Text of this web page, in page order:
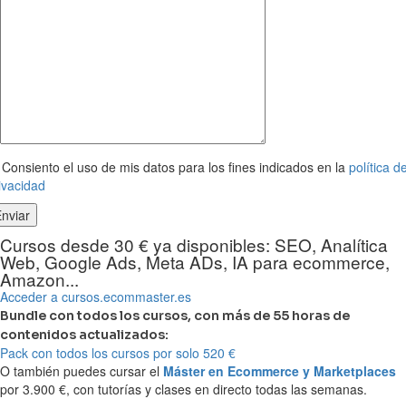
el uso de mis datos para los fines indicados en la política
Cursos desde 30 € ya disponibles: SEO, Analítica
Web, Google Ads, Meta ADs, IA para ecommerce,
Amazon...
Acceder a cursos.ecommaster.es
Bundle con todos los cursos, con más de 55 horas de
contenidos actualizados:
Pack con todos los cursos por solo 520 €
O también puedes cursar el Máster en Ecommerce y Marketplaces
por 3.900 €, con tutorías y clases en directo todas las semanas.